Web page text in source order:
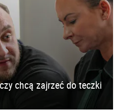
chcą zajrzeć do teczki